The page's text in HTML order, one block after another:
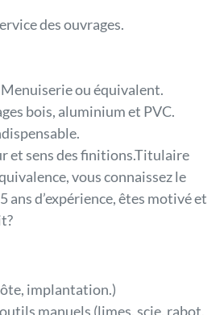
des ouvrages.
ou équivalent.
bois, aluminium et PVC.
et sens des finitions.Titulaire
vous connaissez le
ans d’expérience, êtes motivé et
implantation.)
manuels (limes, scie, rabot,